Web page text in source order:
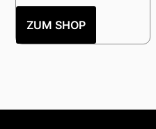
ZUM SHOP